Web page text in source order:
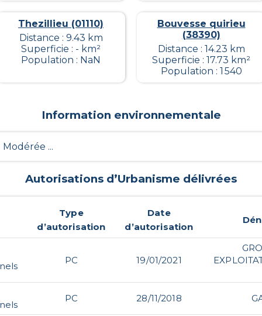
Thezillieu (01110)
Distance : 9.43 km
Superficie : - km²
Population : NaN
Bouvesse quirieu
(38390)
Distance : 14.23 km
Superficie : 17.73 km²
Population : 1 540
Information environnementale
Modérée ...
Autorisations d’Urbanisme délivrées
Type
d’autorisation
Date
d’autorisation
PC 19/01/2021
PC 28/11/2018